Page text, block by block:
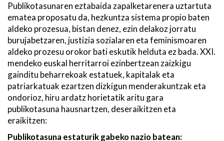
Publikotasunaren eztabaida zapalketarenera uztartuta
ematea proposatu da, hezkuntza sistema propio baten
aldeko prozesua, bistan denez, ezin delakoz jorratu
burujabetzaren, justizia sozialaren eta feminismoaren
aldeko prozesu orokor bati eskutik helduta ez bada. XXI.
mendeko euskal herritarroi ezinbertzean zaizkigu
gainditu beharrekoak estatuek, kapitalak eta
patriarkatuak ezartzen dizkigun menderakuntzak eta
ondorioz, hiru ardatz horietatik aritu gara
publikotasuna hausnartzen, deseraikitzen eta
eraikitzen:
Publikotasuna estaturik gabeko nazio batean: